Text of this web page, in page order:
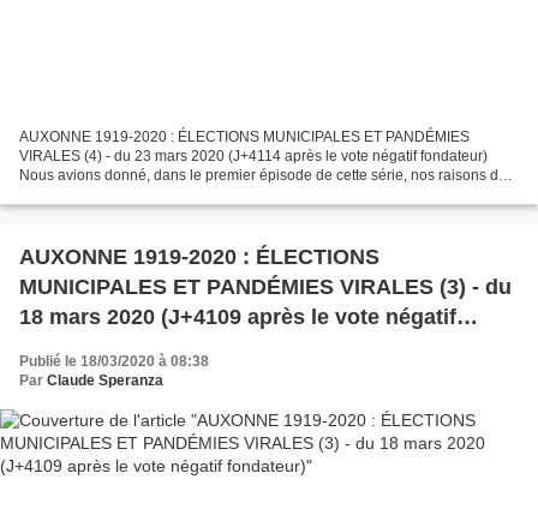
AUXONNE 1919-2020 : ÉLECTIONS MUNICIPALES ET PANDÉMIES
VIRALES (4) - du 23 mars 2020 (J+4114 après le vote négatif fondateur)
Nous avions donné, dans le premier épisode de cette série, nos raisons de
AUXONNE 1919-2020 : ÉLECTIONS
MUNICIPALES ET PANDÉMIES VIRALES (3) - du
18 mars 2020 (J+4109 après le vote négatif
fondateur)
Publié le 18/03/2020 à 08:38
Par Claude Speranza